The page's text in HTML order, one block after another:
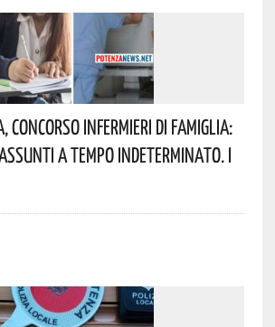
Concorso Infermieri Di Famiglia:
A Tempo Indeterminato. I